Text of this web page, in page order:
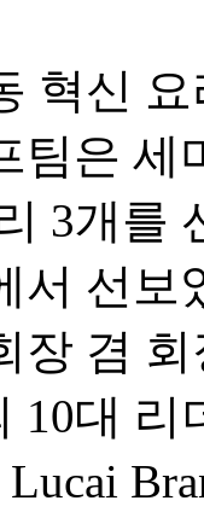
혁신
팀은 세
3개를
서 선보
장 겸
10대 리